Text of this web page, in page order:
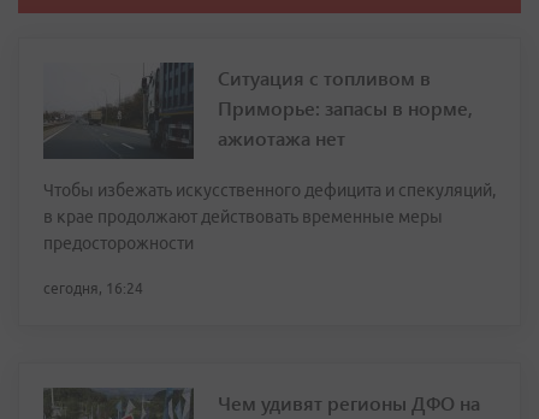
Ситуация с топливом в
Приморье: запасы в норме,
ажиотажа нет
Чтобы избежать искусственного дефицита и спекуляций,
в крае продолжают действовать временные меры
предосторожности
сегодня, 16:24
Чем удивят регионы ДФО на